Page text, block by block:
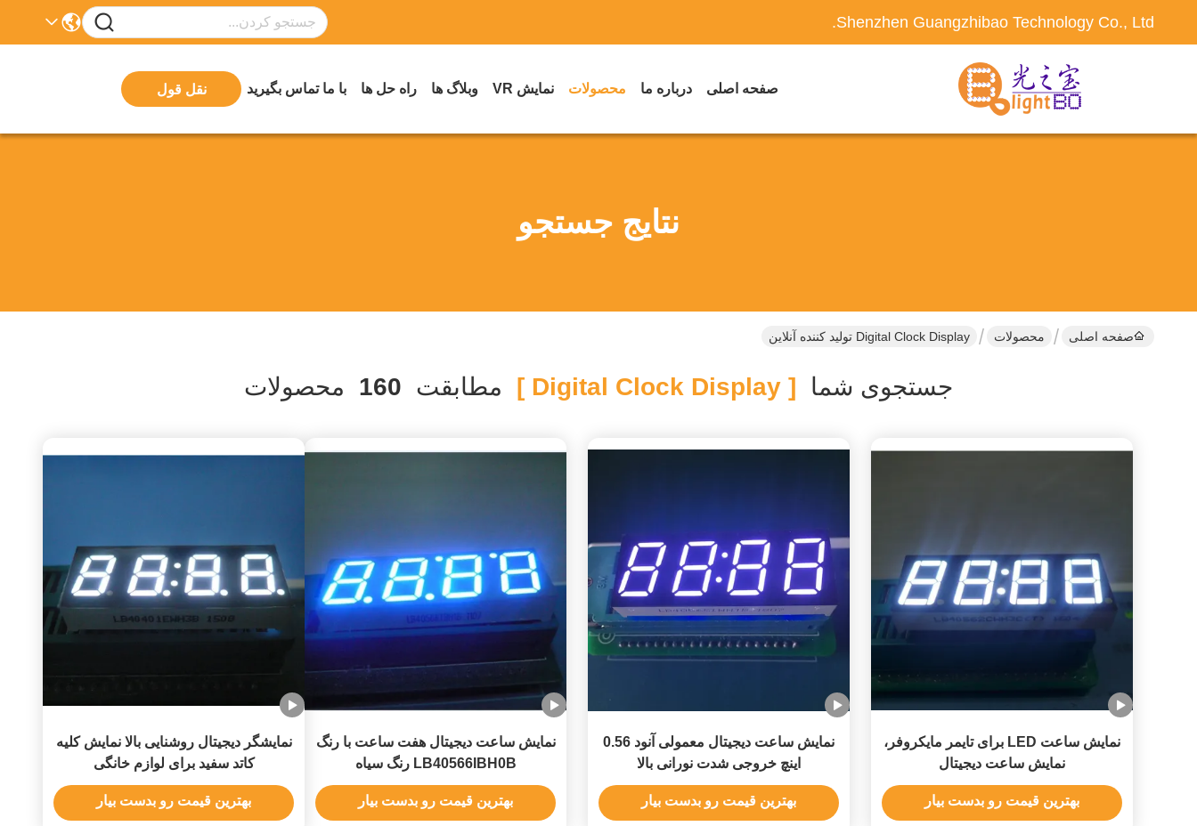
Shenzhen Guangzhibao Technology Co., Ltd.
صفحه اصلی درباره ما محصولات نمایش VR وبلاگ ها راه حل ها با ما تماس بگیرید نقل قول
نتایج جستجو
صفحه اصلی محصولات Digital Clock Display تولید کننده آنلاین
جستجوی شما [ Digital Clock Display ] مطابقت 160 محصولات
نمایش ساعت LED برای تایمر مایکروفر،
نمایش ساعت دیجیتال
بهترین قیمت رو بدست بیار
نمایش ساعت دیجیتال معمولی آنود 0.56
اینچ خروجی شدت نورانی بالا
بهترین قیمت رو بدست بیار
نمایش ساعت دیجیتال هفت ساعت با رنگ
LB40566IBH0B رنگ سیاه
بهترین قیمت رو بدست بیار
نمایشگر دیجیتال روشنایی بالا نمایش کلیه
کاتد سفید برای لوازم خانگی
بهترین قیمت رو بدست بیار